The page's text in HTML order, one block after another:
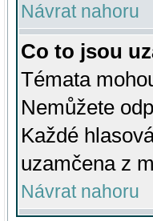
Návrat nahoru
Co to jsou
Témata
Nemůžete
Každé
uzamčena z
Návrat nahoru